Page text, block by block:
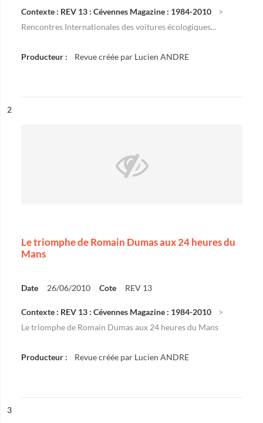
Contexte : REV 13 : Cévennes Magazine : 1984-2010
Rencontres Internationales des voitures écologiques...
Producteur : Revue créée par Lucien ANDRE
n°
2
Le triomphe de Romain Dumas aux 24 heures du
Mans
Date 26/06/2010 Cote REV 13
Contexte : REV 13 : Cévennes Magazine : 1984-2010
Le triomphe de Romain Dumas aux 24 heures du Mans
Producteur : Revue créée par Lucien ANDRE
n°
3